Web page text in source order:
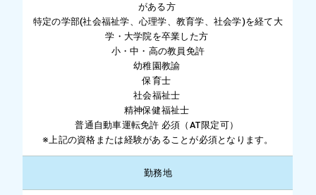
がある方
特定の学部(社会福祉学、心理学、教育学、社会学)を経て大
学・大学院を卒業した方
小・中・高の教員免許
幼稚園教諭
保育士
社会福祉士
精神保健福祉士
普通自動車運転免許 必須（AT限定可）
※上記の資格または経験があることが必須となります。
勤務地